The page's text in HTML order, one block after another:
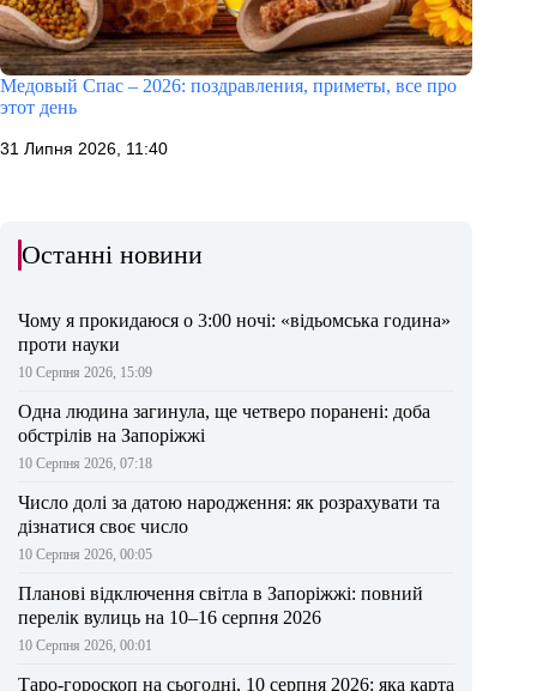
Медовый Спас – 2026: поздравления, приметы, все про
этот день
31 Липня 2026, 11:40
Останні новини
Чому я прокидаюся о 3:00 ночі: «відьомська година»
проти науки
10 Серпня 2026, 15:09
Одна людина загинула, ще четверо поранені: доба
обстрілів на Запоріжжі
10 Серпня 2026, 07:18
Число долі за датою народження: як розрахувати та
дізнатися своє число
10 Серпня 2026, 00:05
Планові відключення світла в Запоріжжі: повний
перелік вулиць на 10–16 серпня 2026
10 Серпня 2026, 00:01
Таро-гороскоп на сьогодні, 10 серпня 2026: яка карта